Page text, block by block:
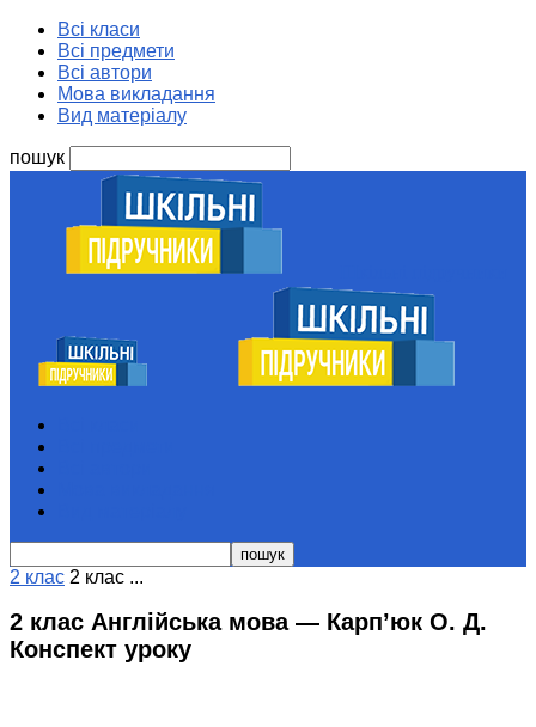
Всі класи
Всі предмети
Всі автори
Мова викладання
Вид матеріалу
пошук
2 клас 2 клас ...
2 клас Англійська мова — Карп’юк О. Д.
Конспект уроку